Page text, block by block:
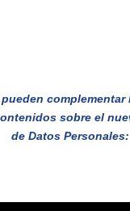
sobre el
de Datos Personales: